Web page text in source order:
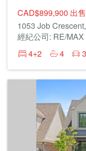
CAD$899,900 出售
1053 Job
經紀公司: RE/
4+2
4